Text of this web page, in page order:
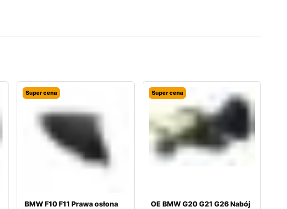
Super cena
BMW F10 F11 Prawa osłona
Super cena
OE BMW G20 G21 G26 Nabój